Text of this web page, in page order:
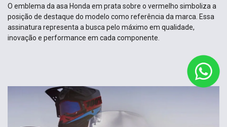
O emblema da asa Honda em prata sobre o vermelho simboliza a
posição de destaque do modelo como referência da marca. Essa
assinatura representa a busca pelo máximo em qualidade,
inovação e performance em cada componente.